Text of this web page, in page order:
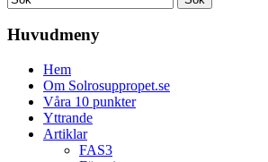
Huvudmeny
Hem
Om Solrosuppropet.se
Våra 10 punkter
Yttrande
Artiklar
FAS3